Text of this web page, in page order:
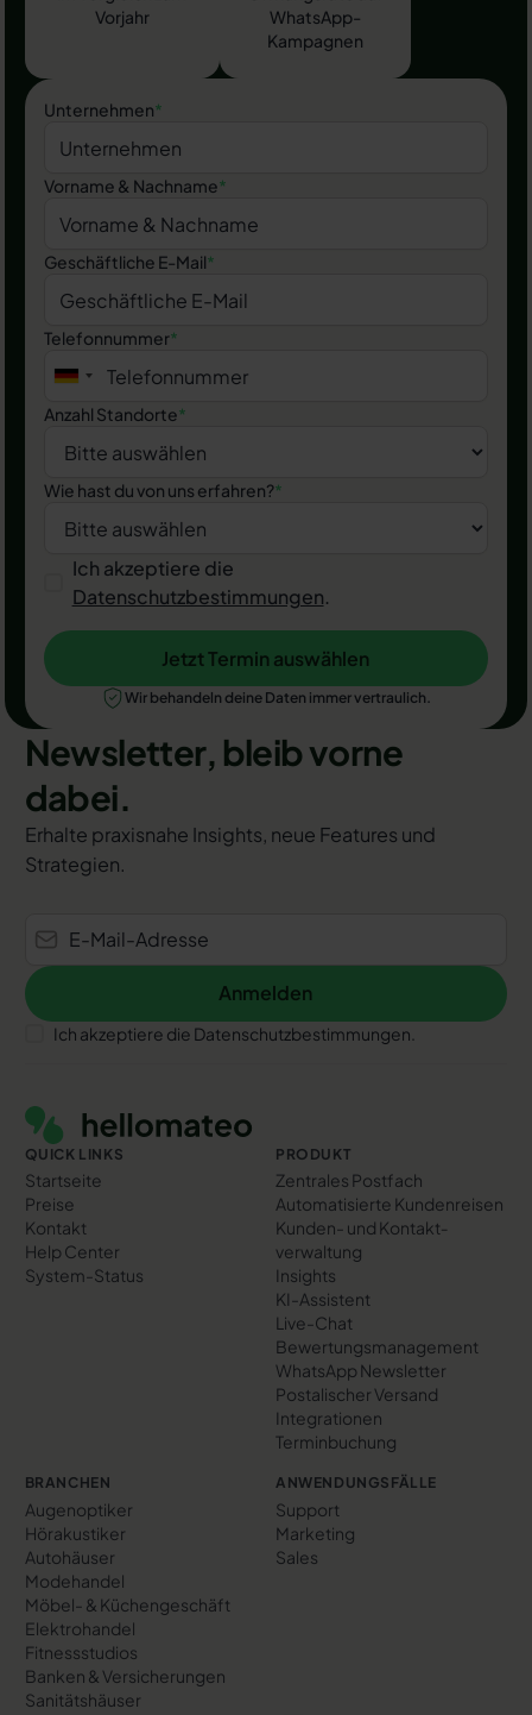
Vorjahr
WhatsApp-
Kampagnen
Unternehmen*
Vorname & Nachname*
Geschäftliche E-Mail*
Telefonnummer*
Anzahl Standorte*
Wie hast du von uns erfahren?*
Ich akzeptiere die
Datenschutzbestimmungen.
Jetzt Termin auswählen
Jetzt Termin auswählen
Wir behandeln deine Daten immer vertraulich.
Newsletter, bleib vorne
dabei.
Erhalte praxisnahe Insights, neue Features und
Strategien.
Anmelden
Anmelden
Ich akzeptiere die Datenschutzbestimmungen.
QUICK LINKS
Startseite
Preise
Kontakt
Help Center
System-Status
PRODUKT
Zentrales Postfach
Automatisierte Kundenreisen
Kunden- und Kontakt­
verwaltung
Insights
KI-Assistent
Live-Chat
Bewertungs­management
WhatsApp Newsletter
Postalischer Versand
Integrationen
Terminbuchung
BRANCHEN
Augenoptiker
Hörakustiker
Autohäuser
Modehandel
Möbel- & Küchengeschäft
Elektrohandel
Fitnessstudios
Banken & Versicherungen
Sanitätshäuser
ANWENDUNGSFÄLLE
Support
Marketing
Sales